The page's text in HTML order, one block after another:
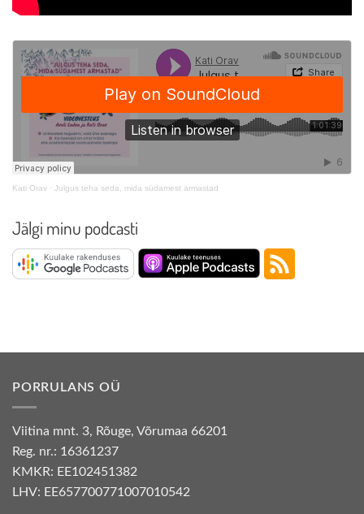
Kati Orav · Julgus teha seda, mida südamest armastad
Jälgi minu podcasti
PORRULANS OÜ
Viitina mnt. 3, Rõuge, Võrumaa 66201
Reg. nr.: 16361237
KMKR: EE102451382
LHV: EE657700771007010542